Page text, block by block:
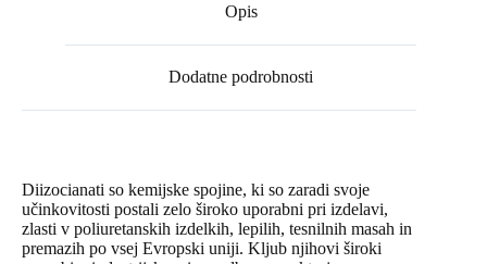
Opis
Dodatne podrobnosti
Diizocianati so kemijske spojine, ki so zaradi svoje
učinkovitosti postali zelo široko uporabni pri izdelavi,
zlasti v poliuretanskih izdelkih, lepilih, tesnilnih masah in
premazih po vsej Evropski uniji. Kljub njihovi široki